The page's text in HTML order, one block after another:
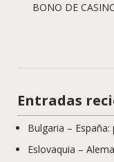
BONO DE
Entradas
Bulgaria –
Eslovaquia –